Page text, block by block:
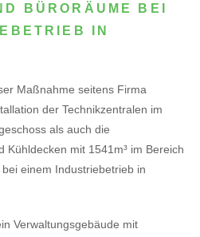
BÜRORÄUME BEI
IN
Maßnahme seitens Firma
der Technikzentralen im
als auch die
Kühldecken mit 1541m³ im Bereich
einem Industriebetrieb in
Verwaltungsgebäude mit